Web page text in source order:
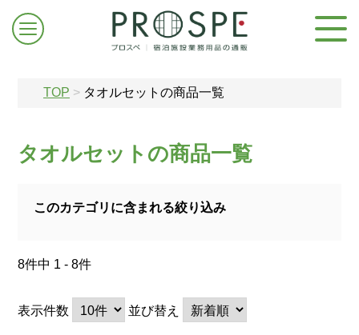
TOP > タオルセットの商品一覧
タオルセットの商品一覧
このカテゴリに含まれる絞り込み
8件中 1 - 8件
表示件数 並び替え